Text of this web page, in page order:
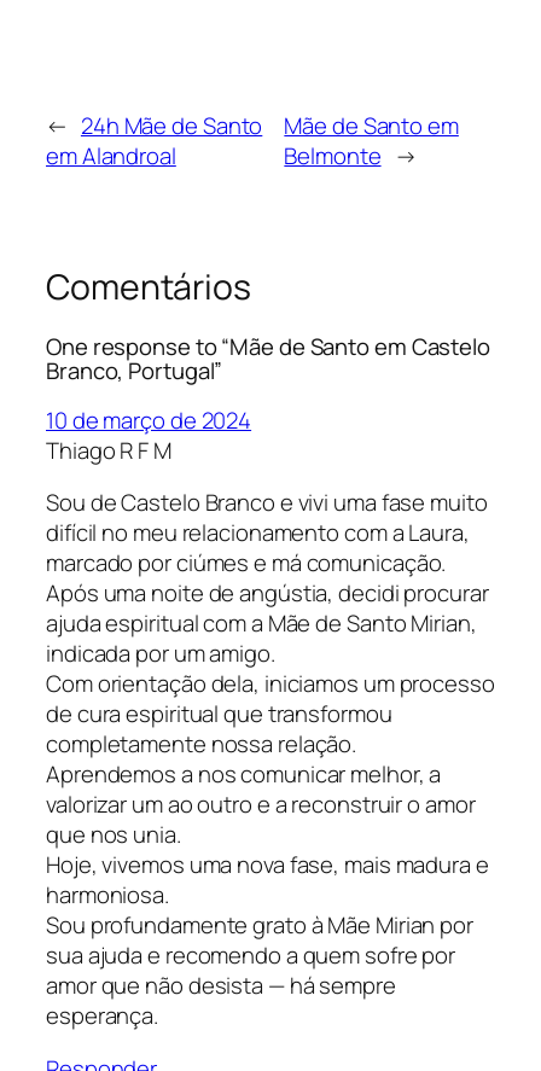
← 24h Mãe de Santo
em Alandroal
Mãe de Santo em
Belmonte →
Comentários
One response to “Mãe de Santo em Castelo
Branco, Portugal”
10 de março de 2024
Thiago R F M
Sou de Castelo Branco e vivi uma fase muito
difícil no meu relacionamento com a Laura,
marcado por ciúmes e má comunicação.
Após uma noite de angústia, decidi procurar
ajuda espiritual com a Mãe de Santo Mirian,
indicada por um amigo.
Com orientação dela, iniciamos um processo
de cura espiritual que transformou
completamente nossa relação.
Aprendemos a nos comunicar melhor, a
valorizar um ao outro e a reconstruir o amor
que nos unia.
Hoje, vivemos uma nova fase, mais madura e
harmoniosa.
Sou profundamente grato à Mãe Mirian por
sua ajuda e recomendo a quem sofre por
amor que não desista — há sempre
esperança.